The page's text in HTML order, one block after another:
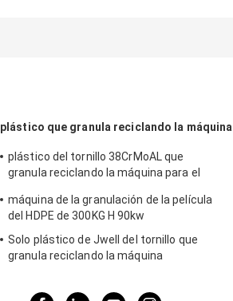
plástico que granula reciclando la máquina
plástico del tornillo 38CrMoAL que
granula reciclando la máquina para el
máquina de la granulación de la película
del HDPE de 300KG H 90kw
Solo plástico de Jwell del tornillo que
granula reciclando la máquina